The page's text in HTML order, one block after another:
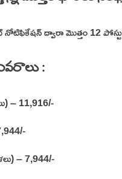
నోటిఫికేషన్ ద్వారా మొత్తం 12
:
– 11,916/-
– 7,944/-